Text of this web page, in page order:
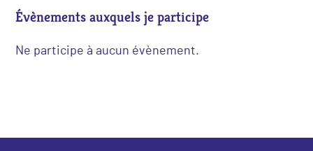
Évènements auxquels je participe
Ne participe à aucun évènement.